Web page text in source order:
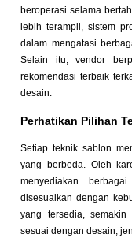
beroperasi selama
lebih terampil, sistem
dalam mengatasi
Selain itu, vendor
rekomendasi terbaik
desain.
Perhatikan Pilihan
Setiap teknik sablon
yang berbeda. Oleh
menyediakan
disesuaikan dengan
yang tersedia,
sesuai dengan desain,